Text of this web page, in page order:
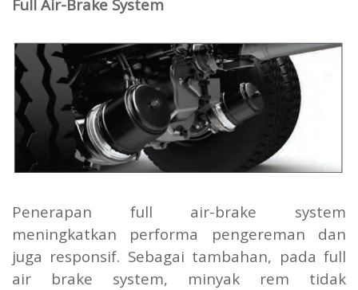
Full Air-Brake System
Penerapan full air-brake system
meningkatkan performa pengereman dan
juga responsif. Sebagai tambahan, pada full
air brake system, minyak rem tidak